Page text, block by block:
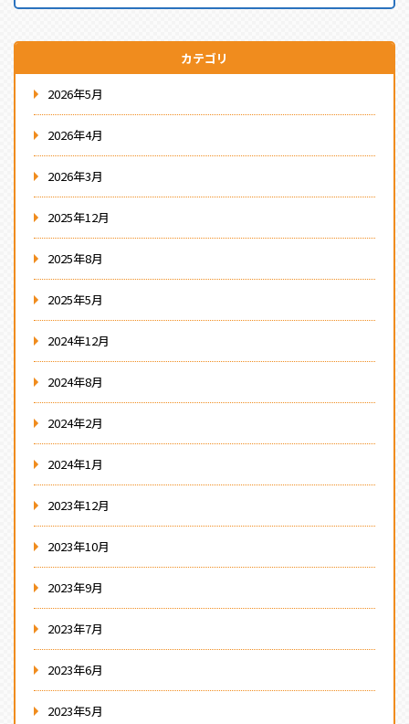
カテゴリ
2026年5月
2026年4月
2026年3月
2025年12月
2025年8月
2025年5月
2024年12月
2024年8月
2024年2月
2024年1月
2023年12月
2023年10月
2023年9月
2023年7月
2023年6月
2023年5月